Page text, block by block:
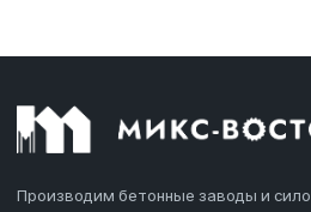
Производим бетонные заводы и